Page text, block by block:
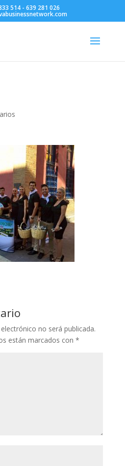
514 - 639 281 026
no será publicada.
están marcados con *